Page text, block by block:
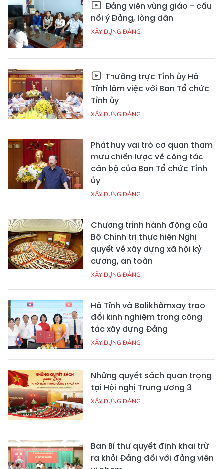
Đảng viên vùng giáo - cầu
nối ý Đảng, lòng dân
XÂY DỰNG ĐẢNG
Thường trực Tỉnh ủy Hà
Tĩnh làm việc với Ban Tổ chức
Tỉnh ủy
XÂY DỰNG ĐẢNG
Phát huy vai trò cơ quan tham
mưu chiến lược về công tác
cán bộ của Ban Tổ chức Tỉnh
ủy
XÂY DỰNG ĐẢNG
Chương trình hành động của
Bộ Chính trị thực hiện Nghị
quyết về xây dựng xã hội kỷ
cương, an toàn
XÂY DỰNG ĐẢNG
Hà Tĩnh và Bolikhămxay trao
đổi kinh nghiệm trong công
tác xây dựng Đảng
XÂY DỰNG ĐẢNG
Những quyết sách quan trọng
tại Hội nghị Trung ương 3
XÂY DỰNG ĐẢNG
Ban Bí thư quyết định khai trừ
ra khỏi Đảng đối với đảng viên